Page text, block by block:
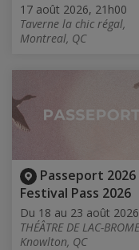
17 août 2026, 21h00
Taverne la chic régal,
Montreal, QC
Passeport 2026
Festival Pass 2026
Du 18 au 23 août 2026
THÉÂTRE DE LAC-
Knowlton, QC